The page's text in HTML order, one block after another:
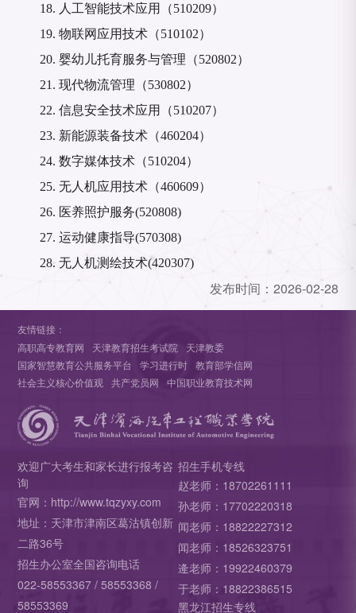
18. 人工智能技术应用（510209）
19.物联网应用技术（510102）
20.婴幼儿托育服务与管理（520802）
21.现代物流管理（530802）
22.信息安全技术应用（510207）
23. 新能源装备技术（460204）
24.数字媒体技术（510204）
25.无人机应用技术（460609）
26. 医养照护服务(520808)
27.运动健康指导(570308)
28.无人机测绘技术(420307)
发布时间： 2026-02-28
友情链接：
高职高专教育网
天津教育招生考试院
天津教委
国家智慧教育公共服务平台
学习进行时
教育部学信网
社会主义核心价值观
共产党员网 中国职业教育技术网
欢迎广大考生和家长进行报考咨
询
官网：http://www.tqzyxy.com
地址：天津市津南区葛沽镇创新
二路36号
招生办公室全国咨询电话
022-58553367 / 58553368 /
58553369
招生手机专线
赵老师：18702261111
孙老师：17702220318
闻老师：18822227312
闻老师：18526323751
逄老师：19922460379
于老师：18822386515
黑龙江招生专线